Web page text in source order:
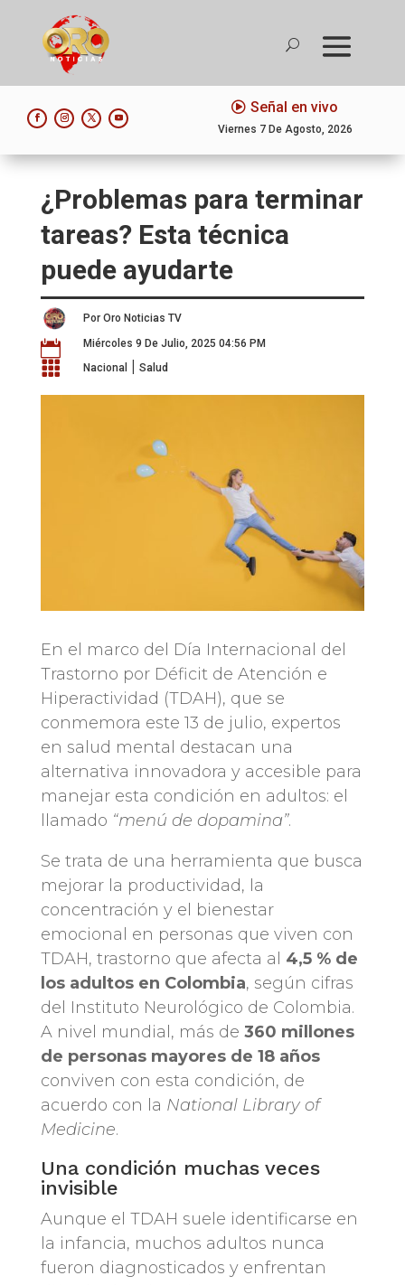
Señal en vivo
Viernes 7 De Agosto, 2026
¿Problemas para terminar
tareas? Esta técnica
puede ayudarte
Por Oro Noticias TV
 Miércoles 9 De Julio, 2025 04:56 PM
 Nacional | Salud
En el marco del Día Internacional del
Trastorno por Déficit de Atención e
Hiperactividad (TDAH), que se
conmemora este 13 de julio, expertos
en salud mental destacan una
alternativa innovadora y accesible para
manejar esta condición en adultos: el
llamado “menú de dopamina”.
Se trata de una herramienta que busca
mejorar la productividad, la
concentración y el bienestar
emocional en personas que viven con
TDAH, trastorno que afecta al 4,5 % de
los adultos en Colombia, según cifras
del Instituto Neurológico de Colombia.
A nivel mundial, más de 360 millones
de personas mayores de 18 años
conviven con esta condición, de
acuerdo con la National Library of
Medicine.
Una condición muchas veces
invisible
Aunque el TDAH suele identificarse en
la infancia, muchos adultos nunca
fueron diagnosticados y enfrentan